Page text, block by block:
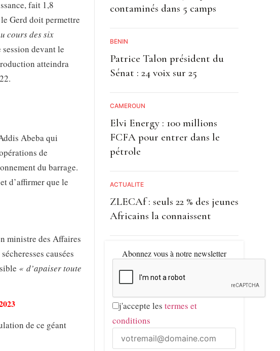
fait 1,8
Gerd doit permettre
cours des six
devant le
atteindra
Abeba qui
de
du barrage.
d’affirmer que le
ministre des Affaires
causées
« d’apaiser toute
de ce géant
contaminés dans 5 camps
BÉNIN
Patrice Talon président du
Sénat : 24 voix sur 25
CAMEROUN
Elvi Energy : 100 millions
FCFA pour entrer dans le
pétrole
ACTUALITE
ZLECAf : seuls 22 % des jeunes
Africains la connaissent
Abonnez vous à notre newsletter
j'accepte les termes et
conditions